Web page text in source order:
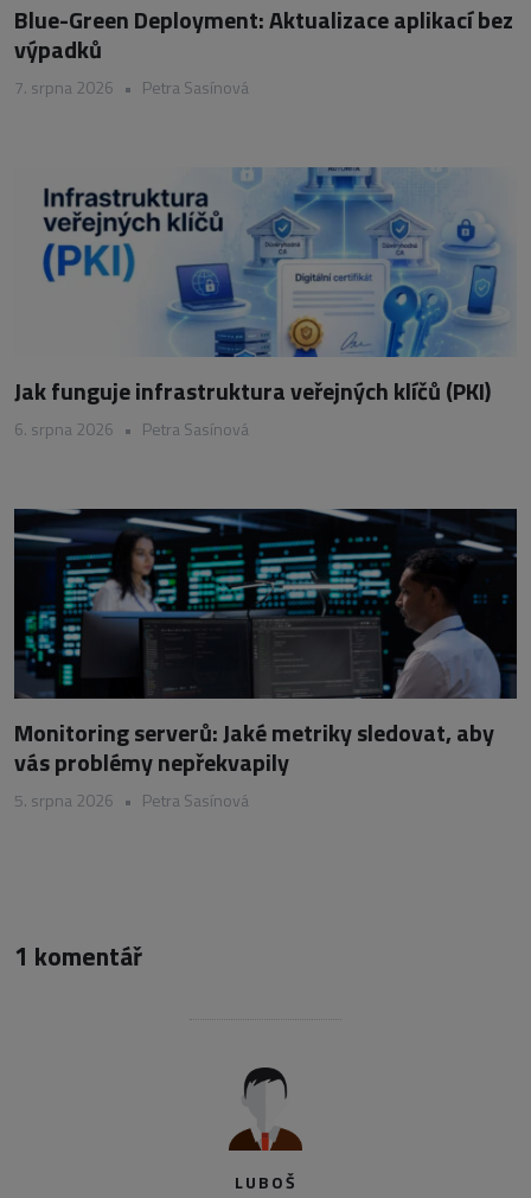
Blue-Green Deployment: Aktualizace aplikací bez
výpadků
7. srpna 2026 • Petra Sasínová
Jak funguje infrastruktura veřejných klíčů (PKI)
6. srpna 2026 • Petra Sasínová
Monitoring serverů: Jaké metriky sledovat, aby
vás problémy nepřekvapily
5. srpna 2026 • Petra Sasínová
1 komentář
LUBOŠ